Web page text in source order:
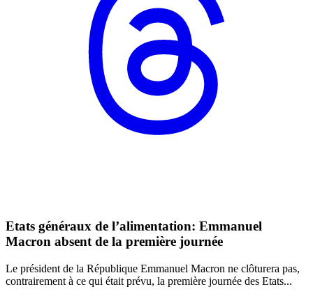
Etats généraux de l’alimentation: Emmanuel
Macron absent de la première journée
Le président de la République Emmanuel Macron ne clôturera pas,
contrairement à ce qui était prévu, la première journée des Etats...